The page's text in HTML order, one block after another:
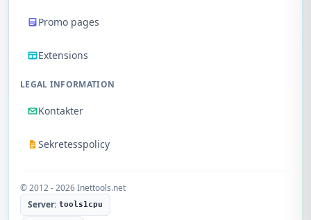
Promo pages
Extensions
LEGAL INFORMATION
Kontakter
Sekretesspolicy
© 2012 - 2026 Inettools.net
Server: tools1cpu